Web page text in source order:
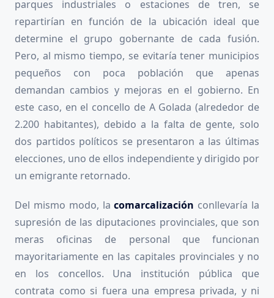
parques industriales o estaciones de tren, se
repartirían en función de la ubicación ideal que
determine el grupo gobernante de cada fusión.
Pero, al mismo tiempo, se evitaría tener municipios
pequeños con poca población que apenas
demandan cambios y mejoras en el gobierno. En
este caso, en el concello de A Golada (alrededor de
2.200 habitantes), debido a la falta de gente, solo
dos partidos políticos se presentaron a las últimas
elecciones, uno de ellos independiente y dirigido por
un emigrante retornado.
Del mismo modo, lacomarcalización conllevaría la
supresión de las diputaciones provinciales, que son
meras oficinas de personal que funcionan
mayoritariamente en las capitales provinciales y no
en los concellos. Una institución pública que
contrata como si fuera una empresa privada, y ni